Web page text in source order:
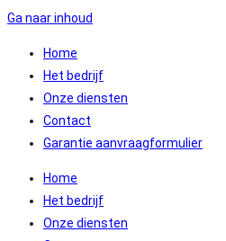
Ga naar inhoud
Home
Het bedrijf
Onze diensten
Contact
Garantie aanvraagformulier
Home
Het bedrijf
Onze diensten